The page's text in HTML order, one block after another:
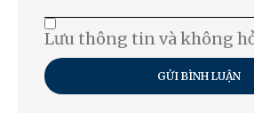
Lưu thông tin và không
GỬI BÌNH LUẬN